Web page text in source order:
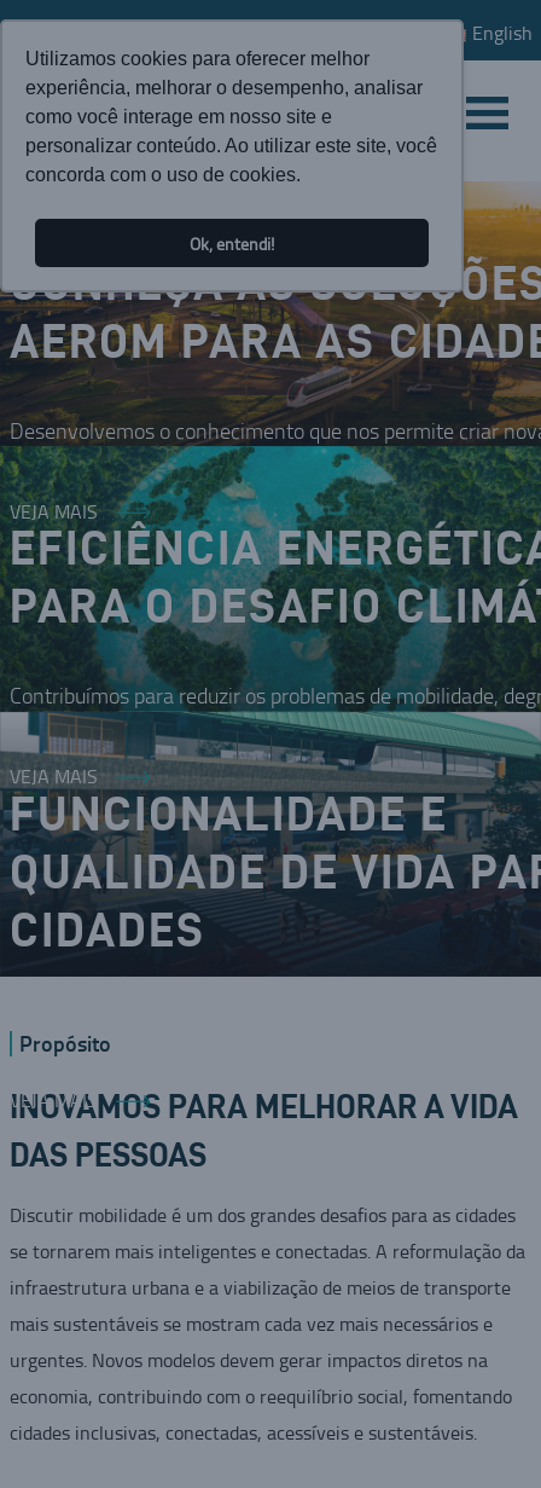
Utilizamos cookies para oferecer melhor
experiência, melhorar o desempenho, analisar
como você interage em nosso site e
personalizar conteúdo. Ao utilizar este site, você
concorda com o uso de cookies.
Ok, entendi!
English
CONHEÇA AS
AEROM PARA AS
Desenvolvemos o conhecimento que nos permite criar
VEJA MAIS
EFICIÊNCIA
PARA O DESAFIO
Contribuímos para reduzir os problemas de mobilidade,
VEJA MAIS
FUNCIONALIDADE E
QUALIDADE DE VIDA
CIDADES
VEJA MAIS
Propósito
INOVAMOS PARA MELHORAR A VIDA
DAS PESSOAS
Discutir mobilidade é um dos grandes desafios para as cidades
se tornarem mais inteligentes e conectadas. A reformulação da
infraestrutura urbana e a viabilização de meios de transporte
mais sustentáveis se mostram cada vez mais necessários e
urgentes. Novos modelos devem gerar impactos diretos na
economia, contribuindo com o reequilíbrio social, fomentando
cidades inclusivas, conectadas, acessíveis e sustentáveis.